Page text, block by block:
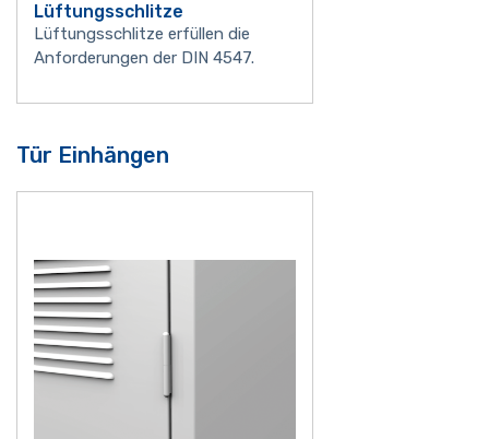
Lüftungsschlitze
Lüftungsschlitze erfüllen die
Anforderungen der DIN 4547.
Tür Einhängen